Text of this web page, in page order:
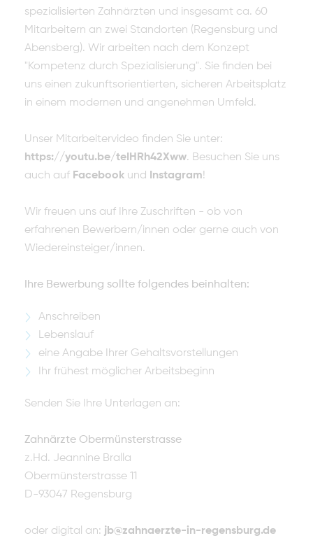
spezialisierten Zahnärzten und insgesamt ca. 60
Mitarbeitern an zwei Standorten (Regensburg und
Abensberg). Wir arbeiten nach dem Konzept
"Kompetenz durch Spezialisierung". Sie finden bei
uns einen zukunftsorientierten, sicheren Arbeitsplatz
in einem modernen und angenehmen Umfeld.
Unser Mitarbeitervideo finden Sie unter:
https://youtu.be/teIHRh42Xww. Besuchen Sie uns
auch auf Facebook und Instagram!
Wir freuen uns auf Ihre Zuschriften - ob von
erfahrenen Bewerbern/innen oder gerne auch von
Wiedereinsteiger/innen.
Ihre Bewerbung sollte folgendes beinhalten:
Anschreiben
Lebenslauf
eine Angabe Ihrer Gehaltsvorstellungen
Ihr frühest möglicher Arbeitsbeginn
Senden Sie Ihre Unterlagen an:
Zahnärzte Obermünsterstrasse
z.Hd. Jeannine Bralla
Obermünsterstrasse 11
D-93047 Regensburg
oder digital an: jb@zahnaerzte-in-regensburg.de